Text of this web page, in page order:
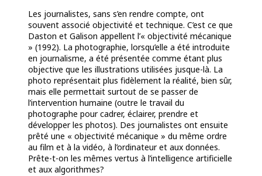
Les journalistes, sans s’en rendre compte, ont
souvent associé objectivité et technique. C’est ce que
Daston et Galison appellent l’« objectivité mécanique
» (1992). La photographie, lorsqu’elle a été introduite
en journalisme, a été présentée comme étant plus
objective que les illustrations utilisées jusque-là. La
photo représentait plus fidèlement la réalité, bien sûr,
mais elle permettait surtout de se passer de
l’intervention humaine (outre le travail du
photographe pour cadrer, éclairer, prendre et
développer les photos). Des journalistes ont ensuite
prêté une « objectivité mécanique » du même ordre
au film et à la vidéo, à l’ordinateur et aux données.
Prête-t-on les mêmes vertus à l’intelligence artificielle
et aux algorithmes?